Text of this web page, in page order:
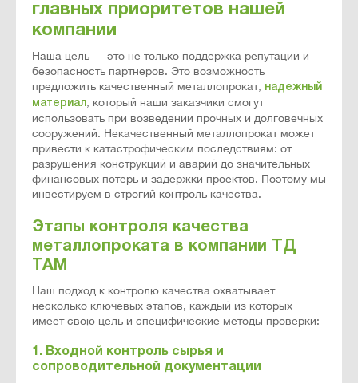
главных приоритетов нашей
компании
Наша цель — это не только поддержка репутации и
безопасность партнеров. Это возможность
предложить качественный металлопрокат, надежный
материал, который наши заказчики смогут
использовать при возведении прочных и долговечных
сооружений. Некачественный металлопрокат может
привести к катастрофическим последствиям: от
разрушения конструкций и аварий до значительных
финансовых потерь и задержки проектов. Поэтому мы
инвестируем в строгий контроль качества.
Этапы контроля качества
металлопроката в компании ТД
ТАМ
Наш подход к контролю качества охватывает
несколько ключевых этапов, каждый из которых
имеет свою цель и специфические методы проверки:
1. Входной контроль сырья и
сопроводительной документации